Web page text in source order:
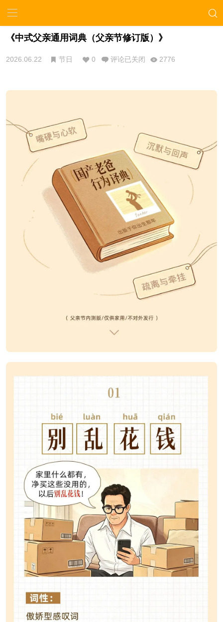
《中式父亲通用词典（父亲节修订版）》
2026.06.22 节日 0 评论已关闭 2776